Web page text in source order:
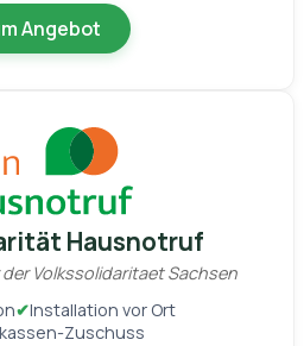
Angebot
Hausnotruf
Volkssolidaritaet Sachsen
✔Installation vor Ort
Zuschuss